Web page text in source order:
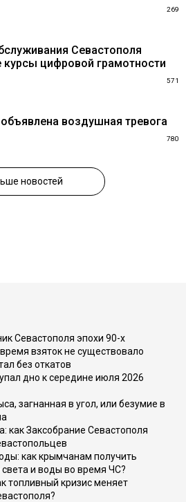
269
Севастополя
курсы цифровой грамотности
571
воздушная тревога
780
новостей
Севастополя эпохи 90-х
взяток не существовало
без откатов
дно к середине июля 2026
загнанная в угол, или безумие в
как Заксобрание Севастополя
как крымчанам получить
света и воды во время ЧС?
топливный кризис меняет